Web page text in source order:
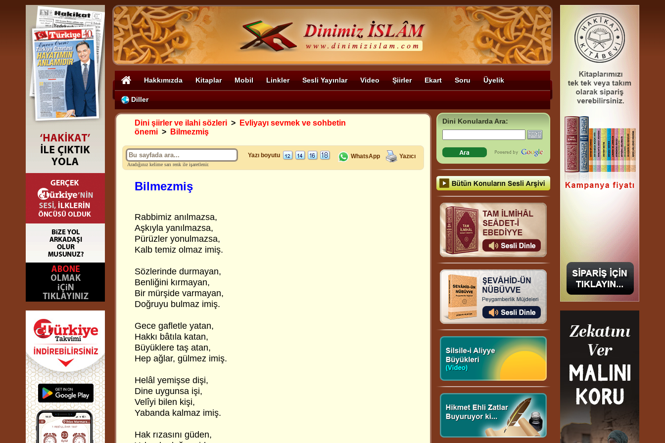
Hakkımızda Kitaplar Mobil Linkler Sesli Yayınlar Video Şiirler Ekart Soru Üyelik
Diller
Dini şiirler ve ilahi sözleri >
Evliyayı sevmek ve sohbetin
önemi > Bilmezmiş
Aradığınız kelime sarı renk ile işaretlenir.
Yazı boyutu WhatsApp Yazıcı
Bilmezmiş
Rabbimiz anılmazsa,
Aşkıyla yanılmazsa,
Pürüzler yonulmazsa,
Kalb temiz olmaz imiş.
Sözlerinde durmayan,
Benliğini kırmayan,
Bir mürşide varmayan,
Doğruyu bulmaz imiş.
Gece gafletle yatan,
Hakkı bâtıla katan,
Büyüklere taş atan,
Hep ağlar, gülmez imiş.
Helâl yemişse dişi,
Dine uygunsa işi,
Velîyi bilen kişi,
Yabanda kalmaz imiş.
Hak rızasını güden,
Dini Konularda Ara: